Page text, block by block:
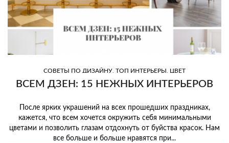
СОВЕТЫ ПО ДИЗАЙНУ ТОП ИНТЕРЬЕРЫ ЦВЕТ
ВСЕМ ДЗЕН: 15 НЕЖНЫХ ИНТЕРЬЕРОВ
После ярких украшений на всех прошедших праздниках,
кажется, что всем хочется окружить себя минимальными
цветами и позволить глазам отдохнуть от буйства красок. Нам
все больше и больше нравятся при...